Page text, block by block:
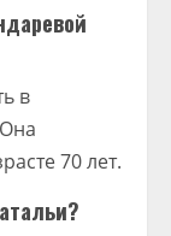
в
70 лет.